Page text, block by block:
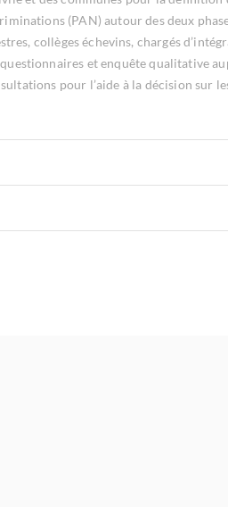
(PAN) autour des deux
collèges échevins, chargés
et enquête qualitative
pour l’aide à la décision sur